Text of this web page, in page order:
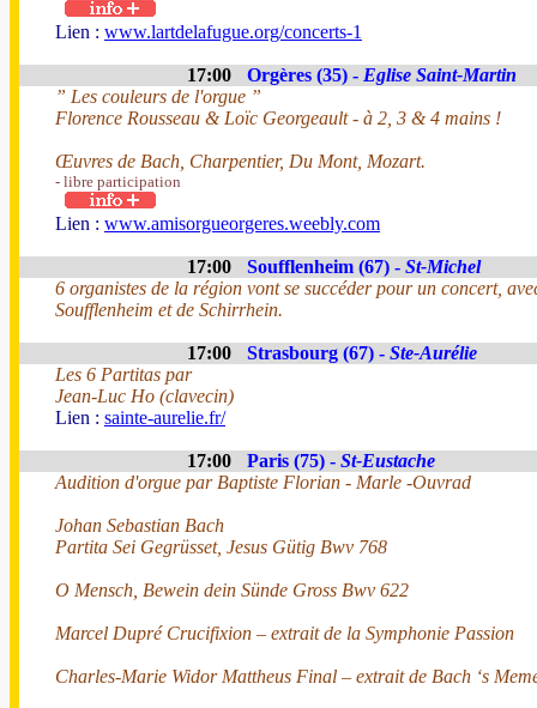
Lien : www.lartdelafugue.org/concerts-1
17:00 Orgères (35) - Eglise Saint-Martin
” Les couleurs de l'orgue ”
Florence Rousseau & Loïc Georgeault - à 2, 3 & 4 mains !
Œuvres de Bach, Charpentier, Du Mont, Mozart.
- libre participation
Lien : www.amisorgueorgeres.weebly.com
17:00 Soufflenheim (67) - St-Michel
6 organistes de la région vont se succéder pour un concert,
Soufflenheim et de Schirrhein.
17:00 Strasbourg (67) - Ste-Aurélie
Les 6 Partitas par
Jean-Luc Ho (clavecin)
Lien : sainte-aurelie.fr/
17:00 Paris (75) - St-Eustache
Audition d'orgue par Baptiste Florian - Marle -Ouvrad
Johan Sebastian Bach
Partita Sei Gegrüsset, Jesus Gütig Bwv 768
O Mensch, Bewein dein Sünde Gross Bwv 622
Marcel Dupré Crucifixion – extrait de la Symphonie Passion
Charles-Marie Widor Mattheus Final – extrait de Bach ‘s